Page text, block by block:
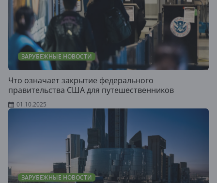
ЗАРУБЕЖНЫЕ НОВОСТИ
Что означает закрытие федерального
правительства США для путешественников
01.10.2025
ЗАРУБЕЖНЫЕ НОВОСТИ